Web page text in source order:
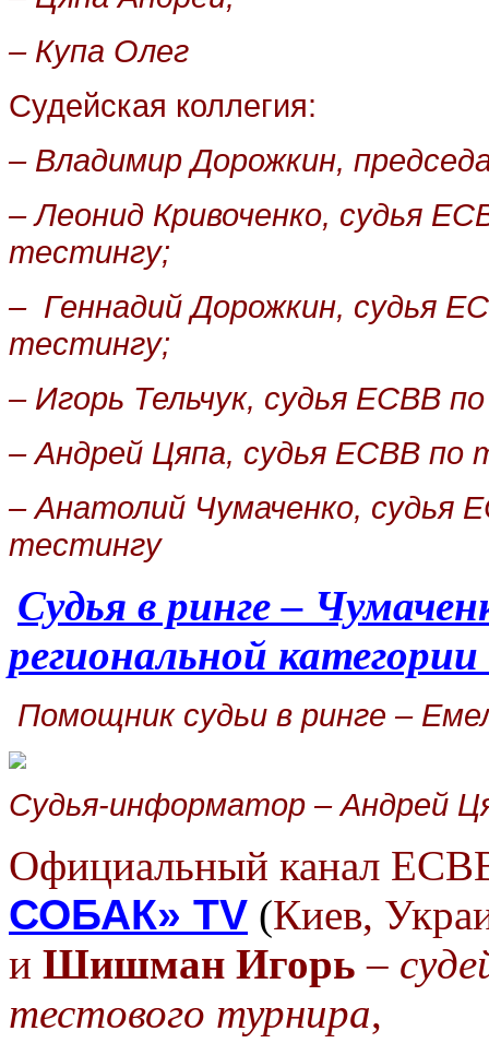
– Купа Олег
Судейская коллегия:
– Владимир Дорожкин,
– Леонид Кривоченко, судья
тестингу;
– Геннадий Дорожкин, судья
тестингу;
– Игорь Тельчук, судья ЕСВВ
– Андрей Цяпа, судья ЕСВВ по
– Анатолий Чумаченко, судья
тестингу
Судья в ринге –
региональной
Помощник судьи в ринге –
Судья-информатор – Андрей
Официальный канал
СОБАК» TV (Киев,
и Шишман Игорь –
тестового турнира,